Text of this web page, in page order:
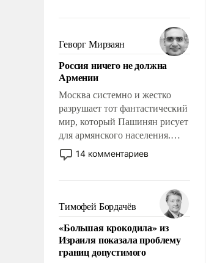
Сложившаяся ситуация
означает многолетний период
уязвимости США, например,
перед Китаем.
Геворг Мирзаян
Россия ничего не должна
Армении
Москва системно и жестко
разрушает тот фантастический
мир, который Пашинян рисует
для армянского населения.
Мир, где этому населению все
должны просто по
политические прожекты будут
беспрекословно оплачиваться
за счет российских
налогоплательщиков и где за
свои поступки не нужно
отвечать.
14 комментариев
Тимофей Бордачёв
«Большая крокодила» из
Израиля показала проблему
границ допустимого